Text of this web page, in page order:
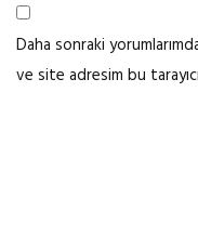
Daha sonraki
ve site adresim bu